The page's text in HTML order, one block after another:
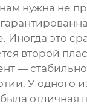
нужна не
Иногда это
второй
—
У одного
отличная